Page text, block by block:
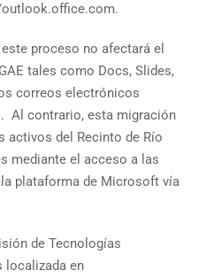
proceso no afectará el
tales como Docs, Slides,
correos electrónicos
Al contrario, esta migración
activos del Recinto de Río
mediante el acceso a las
plataforma de Microsoft vía
de Tecnologías
localizada en